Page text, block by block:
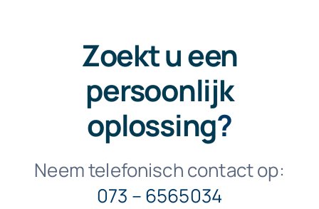
Zoekt u een
persoonlijk
oplossing?
Neem telefonisch contact op:
073 – 6565034